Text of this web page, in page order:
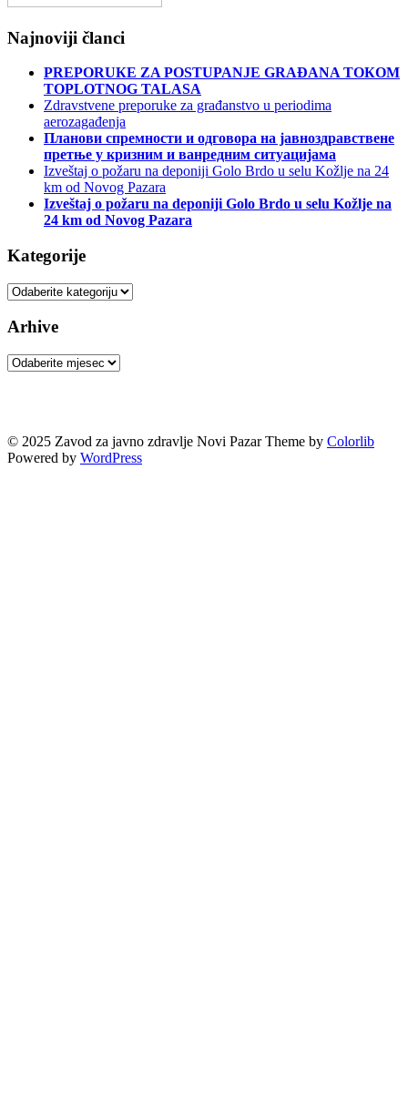
Najnoviji članci
PREPORUКE ZA POSTUPANJE GRAĐANA TOКOM
TOPLOTNOG TALASA
Zdravstvene preporuke za građanstvo u periodima
aerozagađenja
Планови спремности и одговора на јавноздравствене
претње у кризним и ванредним ситуацијама
Izveštaj o požaru na deponiji Golo Brdo u selu Kožlje na 24
km od Novog Pazara
Izveštaj o požaru na deponiji Golo Brdo u selu Kožlje na
24 km od Novog Pazara
Kategorije
Kategorije
Arhive
Arhive
© 2025 Zavod za javno zdravlje Novi Pazar Theme by Colorlib
Powered by WordPress